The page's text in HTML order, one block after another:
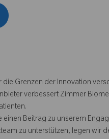
Grenzen der Innovation
verbessert Zimmer
Beitrag zu unserem
zu unterstützen, legen wir